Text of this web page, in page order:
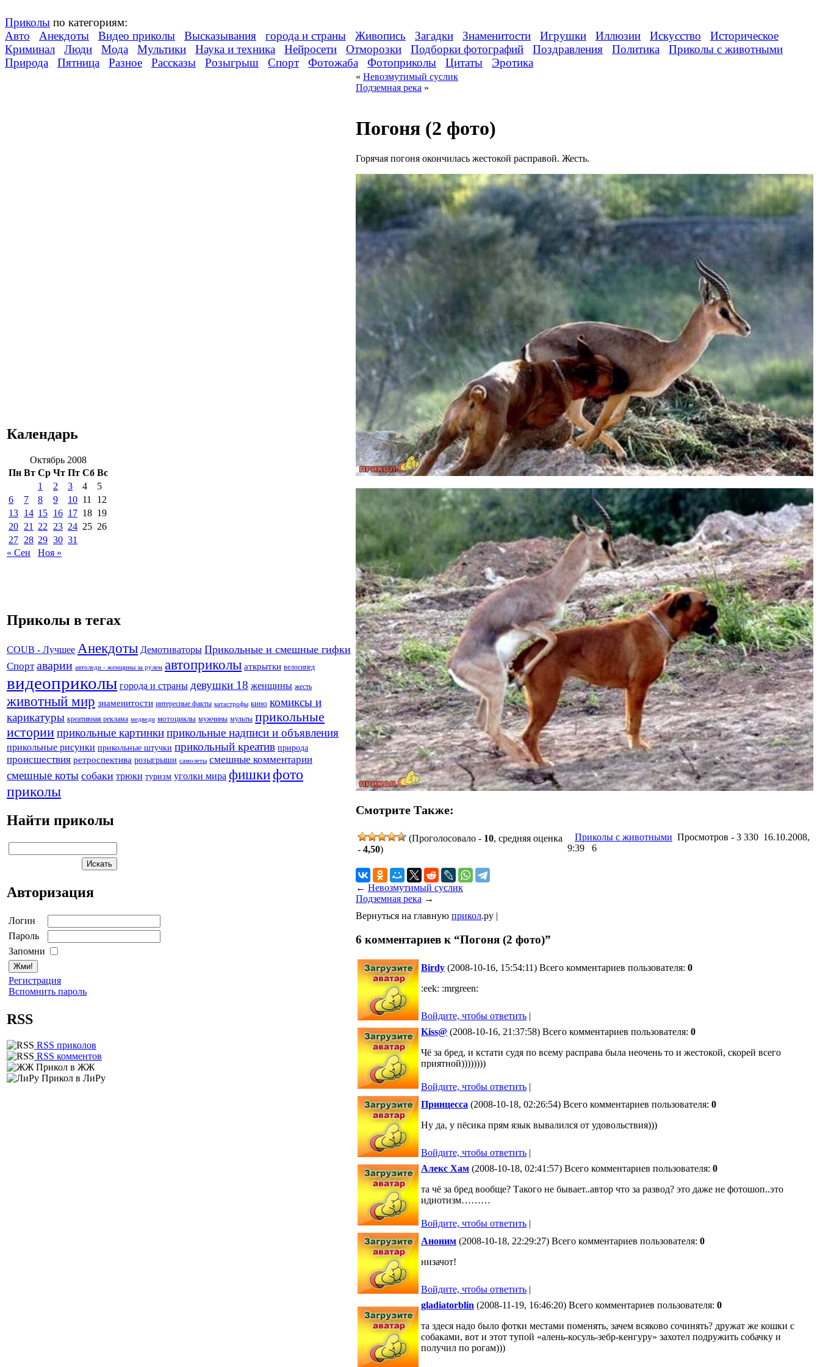
Приколы по категориям:
Авто
Анекдоты Видео приколы Высказывания города и страны Живопись Загадки Знаменитости Игрушки Иллюзии Искусство
Историческое
Криминал
Люди Мода Мультики Наука и техника Нейросети Отморозки Подборки фотографий Поздравления Политика
Приколы с животными
Природа
Пятница Разное Рассказы Розыгрыш Спорт Фотожаба Фотоприколы Цитаты Эротика
Календарь
Октябрь 2008
Пн Вт Ср Чт Пт Сб Вс
1
2 3 4
5
6
7 8 9 10 11
12
13 14 15 16 17 18 19
20 21 22 23 24 25 26
27 28 29 30 31
« Сен
Ноя »
Приколы в тегах
COUB - Лучшее Анекдоты Демотиваторы Прикольные и смешные гифки
Спорт аварии автоледи - женщины за рулем автоприколы аткрытки велосипед
видеоприколы города и страны девушки 18 женщины жесть
животный мир знаменитости интересные факты катастрофы кино комиксы и
карикатуры креативная реклама медведи мотоциклы мужчины мульты прикольные
историиприкольные картинкиприкольные надписи и объявления
прикольные рисунки прикольные штучки прикольный креатив природа
происшествия ретроспектива розыгрыши самолеты смешные комментарии
смешные коты собаки трюки туризм уголки мира фишкифото
приколы
Найти приколы
Авторизация
Логин
Пароль
Запомни
Регистрация
Вспомнить пароль
RSS
RSS приколов
RSS комментов
Прикол в ЖЖ
Прикол в ЛиРу
« Невозмутимый суслик
Подземная река »
Погоня (2 фото)
Горячая погоня окончилась жестокой расправой. Жесть.
Смотрите Также:
(Проголосовало - 10, средняя оценка
- 4,50)
Приколы с животными Просмотров - 3 330 16.10.2008,
9:39
6
← Невозмутимый суслик
Подземная река →
Вернуться на главную прикол.ру |
6 комментариев к “Погоня (2 фото)”
Birdy (2008-10-16, 15:54:11) Всего комментариев пользователя: 0
:eek: :mrgreen:
Войдите, чтобы ответить |
Kiss@ (2008-10-16, 21:37:58) Всего комментариев пользователя: 0
Чё за бред, и кстати судя по всему расправа была неочень то и жестокой, скорей всего
приятной))))))))
Войдите, чтобы ответить |
Принцесса (2008-10-18, 02:26:54) Всего комментариев пользователя: 0
Ну да, у пёсика прям язык вывалился от удовольствия)))
Войдите, чтобы ответить |
Алекс Хам (2008-10-18, 02:41:57) Всего комментариев пользователя: 0
та чё за бред вообще? Такого не бывает..автор что за развод? это даже не фотошоп..это
идиотизм………
Войдите, чтобы ответить |
Аноним (2008-10-18, 22:29:27) Всего комментариев пользователя: 0
низачот!
Войдите, чтобы ответить |
gladiatorblin (2008-11-19, 16:46:20) Всего комментариев пользователя: 0
та здеся надо было фотки местами поменять, зачем всяково сочинять? дружат же кошки с
собаками, вот и этот тупой «алень-косуль-зебр-кенгуру» захотел подружить собачку и
получил по рогам)))